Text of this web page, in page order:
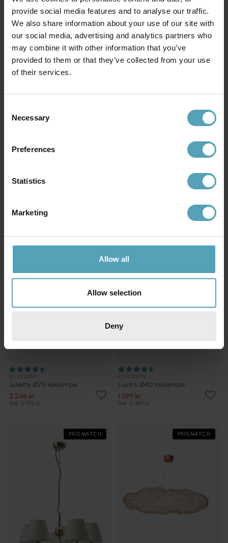
provide social media features and to analyse our traffic.
We also share information about your use of our site with
our social media, advertising and analytics partners who
may combine it with other information that you’ve
provided to them or that they’ve collected from your use
of their services.
Selection
Necessary
Preferences
Statistics
Marketing
Allow all
Allow selection
Deny
3 495 kr
Rek. 3 969 kr
Juliette Ø75 taklampa
2 246 kr
Rek. 2 995 kr
Lustro Ø40 taklampa
1 399 kr
Rek. 2 489 kr
PRISMATCH PRISMATCH